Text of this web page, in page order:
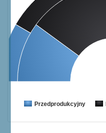
Przedprodukcyjny